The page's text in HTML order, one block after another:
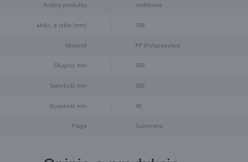
Rodzaj produktu nadstawa
Maks. ø szkła [mm] 109
Materiał PP (Polipropylen)
Długość mm 500
Szerokość mm 500
Wysokość mm 40
Flaga Supercena